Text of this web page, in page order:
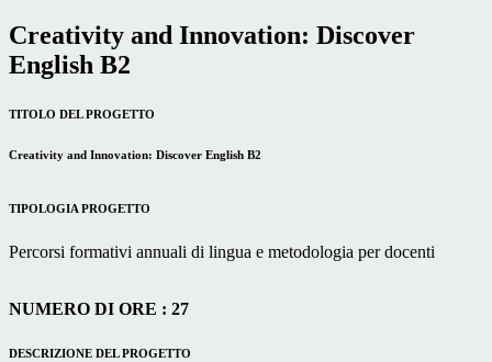
Creativity and Innovation: Discover
English B2
TITOLO DEL PROGETTO
Creativity and Innovation: Discover English B2
TIPOLOGIA PROGETTO
Percorsi formativi annuali di lingua e metodologia per docenti
NUMERO DI ORE : 27
DESCRIZIONE DEL PROGETTO